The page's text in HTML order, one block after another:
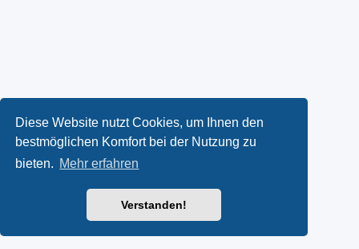
Diese Website nutzt Cookies, um Ihnen den
bestmöglichen Komfort bei der Nutzung zu
bieten. Mehr erfahren
Verstanden!